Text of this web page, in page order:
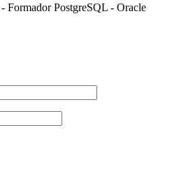
Formador PostgreSQL - Oracle